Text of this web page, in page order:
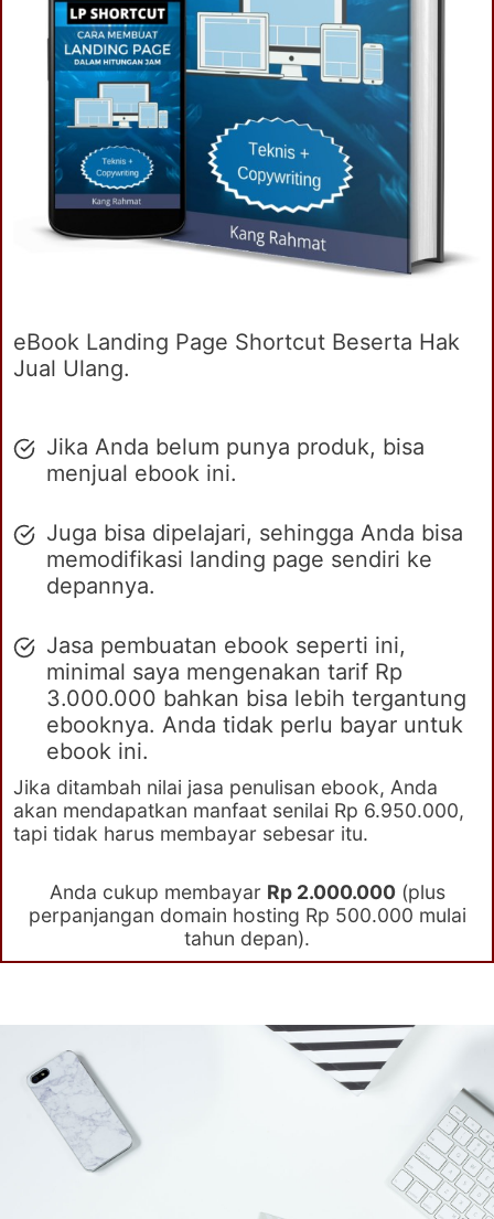
eBook Landing Page Shortcut Beserta Hak
Jual Ulang.
Jika Anda belum punya produk, bisa
menjual ebook ini.
Juga bisa dipelajari, sehingga Anda bisa
memodifikasi landing page sendiri ke
depannya.
Jasa pembuatan ebook seperti ini,
minimal saya mengenakan tarif Rp
3.000.000 bahkan bisa lebih tergantung
ebooknya. Anda tidak perlu bayar untuk
ebook ini.
Jika ditambah nilai jasa penulisan ebook, Anda
akan mendapatkan manfaat senilai Rp 6.950.000,
tapi tidak harus membayar sebesar itu.
Anda cukup membayar Rp 2.000.000(plus
perpanjangan domain hosting Rp 500.000 mulai
tahun depan).